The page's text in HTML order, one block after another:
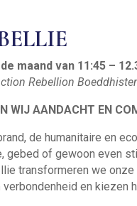
maand van 11:45 –
Rebellion
WIJ AANDACHT EN
de humanitaire en
of gewoon even
transformeren we
en kiezen